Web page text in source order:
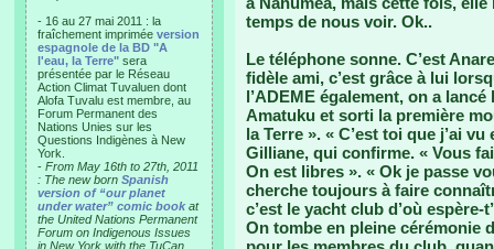
- 16 au 27 mai 2011 : la
fraîchement imprimée version
espagnole de la BD "A
l'eau, la Terre" sera
présentée par le Réseau
Action Climat Tuvaluen dont
Alofa Tuvalu est membre, au
Forum Permanent des
Nations Unies sur les
Questions Indigènes à New
York.
- From May 16th to 27th, 2011
: The new born Spanish
version of “our planet
under water” comic book at
the United Nations Permanent
Forum on Indigenous Issues
in New York with the TuCan
temps de nous voir. Ok..
Le téléphone sonne. C’est
fidèle ami, c’est grâce à lui
l’ADEME également, on a
Amatuku et sorti la première
la Terre ». « C’est toi que j’ai
Gilliane, qui confirme. « Vous
On est libres ». « Ok je passe
cherche toujours à faire
c’est le yacht club d’où
On tombe en pleine cérémonie